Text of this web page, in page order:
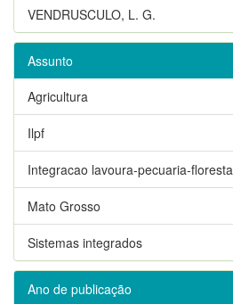
VENDRUSCULO, L. G.
Assunto
Agricultura
Ilpf
Integracao lavoura-pecuaria-floresta
Mato Grosso
Sistemas integrados
Ano de publicação